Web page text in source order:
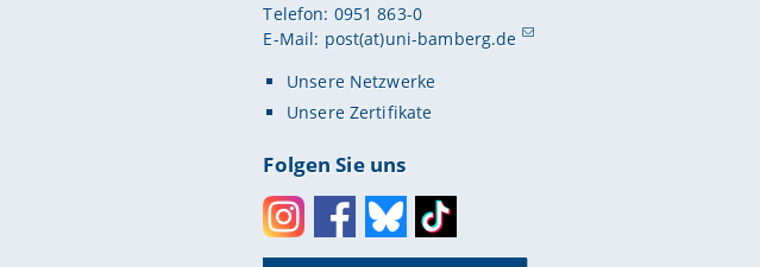
Telefon: 0951 863-0
E-Mail: post(at)uni-bamberg.de
Unsere Netzwerke
Unsere Zertifikate
Folgen Sie uns
InstagramFacebookBlueskyToktok